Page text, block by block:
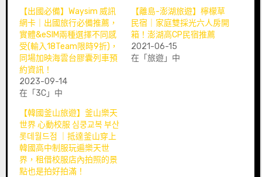
【出國必備】Waysim 威訊
網卡｜出國旅行必備推薦，
實體&eSIM兩種選擇不同感
受(輸入18Team限時9折)，
同場加映海雲台膠囊列車預
約資訊！
2023-09-14
在「3C」中
【離島-澎湖旅遊】檸檬草
民宿｜家庭雙採光六人房開
箱！澎湖高CP民宿推薦
2021-06-15
在「旅遊」中
【韓國釜山旅遊】釜山樂天
世界 心動校服 심쿵교복 부산
롯데월드점 ｜抵達釜山穿上
韓國高中制服玩遍樂天世
界，租借校服店內拍照的景
點也是拍好拍滿！